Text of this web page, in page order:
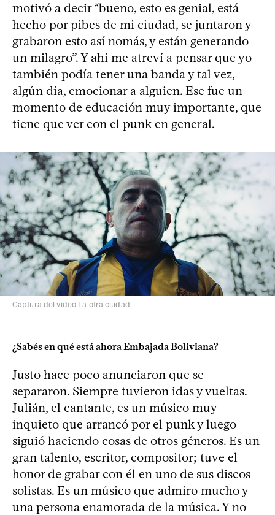
motivó a decir “bueno, esto es genial, está
hecho por pibes de mi ciudad, se juntaron y
grabaron esto así nomás, y están generando
un milagro”. Y ahí me atreví a pensar que yo
también podía tener una banda y tal vez,
algún día, emocionar a alguien. Ese fue un
momento de educación muy importante, que
tiene que ver con el punk en general.
Captura del video La otra ciudad
¿Sabés en qué está ahora Embajada Boliviana?
Justo hace poco anunciaron que se
separaron. Siempre tuvieron idas y vueltas.
Julián, el cantante, es un músico muy
inquieto que arrancó por el punk y luego
siguió haciendo cosas de otros géneros. Es un
gran talento, escritor, compositor; tuve el
honor de grabar con él en uno de sus discos
solistas. Es un músico que admiro mucho y
una persona enamorada de la música. Y no